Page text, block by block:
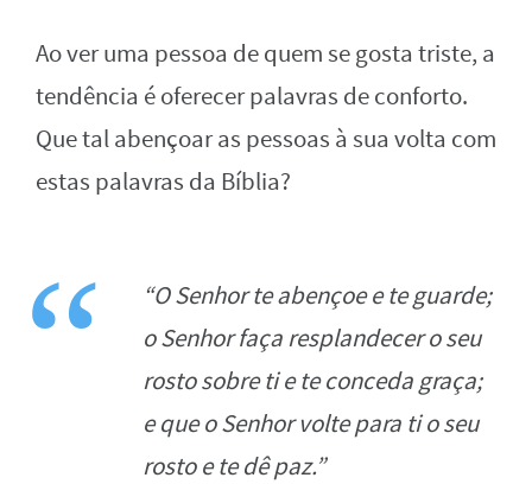
Ao ver uma pessoa de quem se gosta triste, a
tendência é oferecer palavras de conforto.
Que tal abençoar as pessoas à sua volta com
estas palavras da Bíblia?
“O Senhor te abençoe e te guarde;
o Senhor faça resplandecer o seu
rosto sobre ti e te conceda graça;
e que o Senhor volte para ti o seu
rosto e te dê paz.”